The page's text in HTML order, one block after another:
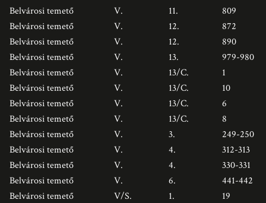
Belvárosi temető
V. 11.
809
Belvárosi temető
V. 12.
872
Belvárosi temető
V. 12.
890
Belvárosi temető
V. 13.
979-980
Belvárosi temető
V. 13/C.
1
Belvárosi temető
V. 13/C.
10
Belvárosi temető
V. 13/C.
6
Belvárosi temető
V. 13/C.
8
Belvárosi temető
V. 3.
249-250
Belvárosi temető
V. 4.
312-313
Belvárosi temető
V. 4.
330-331
Belvárosi temető
V. 6.
441-442
Belvárosi temető
V/S. 1.
19